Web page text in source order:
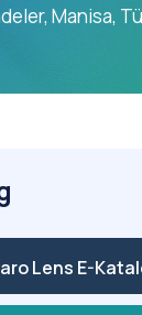
Manisa,
Lens E-